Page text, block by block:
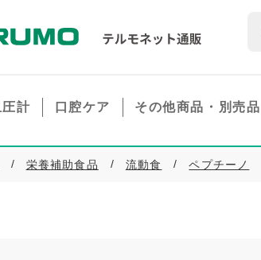
圧計 口腔ケア その他商品・ 別売品
栄養補助食品 流動食 ペプチーノ